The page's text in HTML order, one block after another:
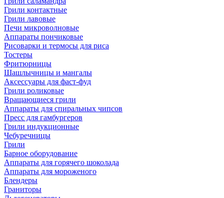
Грили контактные
Грили лавовые
Печи микроволновые
Аппараты пончиковые
Рисоварки и термосы для риса
Тостеры
Фритюрницы
Шашлычницы и мангалы
Аксессуары для фаст-фуд
Грили роликовые
Вращающиеся грили
Аппараты для спиральных чипсов
Пресс для гамбургеров
Грили индукционные
Чебуречницы
Грили
Барное оборудование
Аппараты для горячего шоколада
Аппараты для мороженого
Блендеры
Граниторы